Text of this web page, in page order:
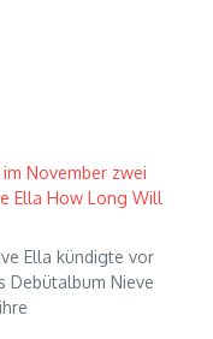
November zwei
Ella How Long Will
Ella kündigte vor
Debütalbum Nieve